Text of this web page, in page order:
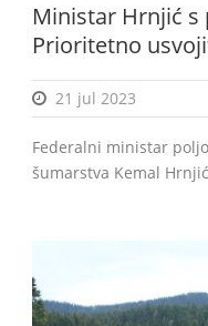
BiH
Ministar Hrnjić s
Prioritetno
21 jul 2023
Federalni ministar
šumarstva Kemal